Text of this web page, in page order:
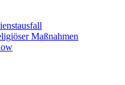
Maßnahmen